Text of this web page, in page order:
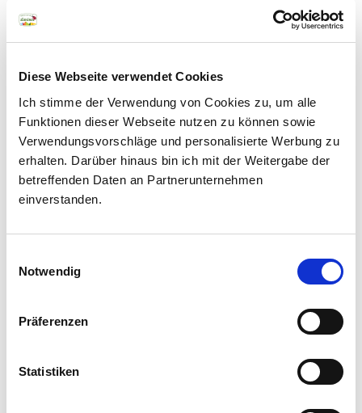
Diese Webseite verwendet Cookies
Ich stimme der Verwendung von Cookies zu, um alle
Funktionen dieser Webseite nutzen zu können sowie
Verwendungsvorschläge und personalisierte Werbung zu
erhalten. Darüber hinaus bin ich mit der Weitergabe der
betreffenden Daten an Partnerunternehmen
einverstanden.
Notwendig
Präferenzen
Statistiken
Newsletter
Südtirols Bauern und
Herstellern über die
Schulter blicken und sich
von kreativen
Rezeptideen mit Apfel,
Speck und Milch
Newsletter macht’s